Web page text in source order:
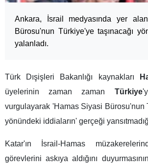
Ankara, İsrail medyasında yer
Bürosu'nun Türkiye'ye taşınacağı
yalanladı.
Türk Dışişleri Bakanlığı kaynakları
üyelerinin zaman zaman Türkiye
vurgulayarak 'Hamas Siyasi Bürosu'nun
yönündeki iddiaların' gerçeği
Katar'ın İsrail-Hamas
görevlerini askıya aldığını